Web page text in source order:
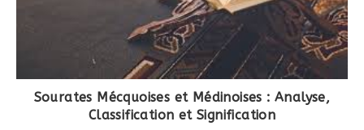
Sourates Mécquoises et Médinoises : Analyse,
Classification et Signification